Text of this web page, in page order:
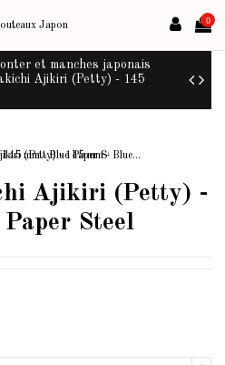
0
et manches japonais
Ajikiri (Petty) - 145
Ajikiri (Petty) -
Steel